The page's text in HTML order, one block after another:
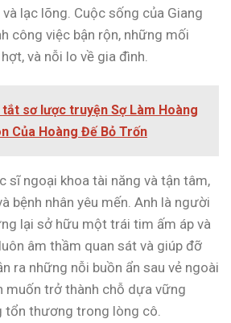
lạc lõng. Cuộc sống của Giang
công việc bận rộn, những mối
và nỗi lo về gia đình.
sơ lược truyện Sợ Làm Hoàng
Của Hoàng Đế Bỏ Trốn
sĩ ngoại khoa tài năng và tận tâm,
bệnh nhân yêu mến. Anh là người
lại sở hữu một trái tim ấm áp và
âm thầm quan sát và giúp đỡ
ra những nỗi buồn ẩn sau vẻ ngoài
muốn trở thành chỗ dựa vững
tổn thương trong lòng cô.